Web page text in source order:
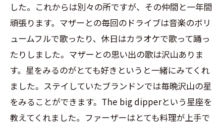
した。これからは別々の所ですが、その仲間と一年間
頑張ります。マザーとの毎回のドライブは音楽のボリ
ュームフルで歌ったり、休日はカラオケで歌って踊っ
たりしました。マザーとの思い出の歌は沢山ありま
す。星をみるのがとても好きというと一緒にみてくれ
ました。ステイしていたブランドンでは毎晩沢山の星
をみることができます。The big dipperという星座を
教えてくれました。ファーザーはとても料理が上手で